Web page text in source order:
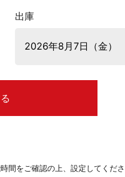
出庫
間をご確認の上、設定してくだ